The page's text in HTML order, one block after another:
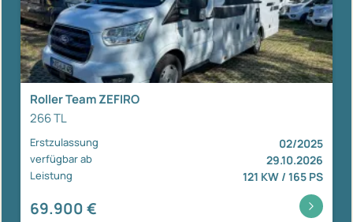
Roller Team ZEFIRO
266 TL
Erstzulassung 02/2025
verfügbar ab 29.10.2026
Leistung 121 KW / 165 PS
69.900 €